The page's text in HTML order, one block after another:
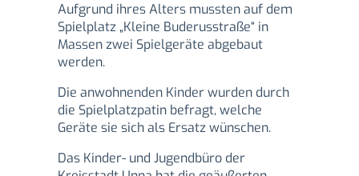
Aufgrund ihres Alters mussten auf dem
Spielplatz „Kleine Buderusstraße“ in
Massen zwei Spielgeräte abgebaut
werden.
Die anwohnenden Kinder wurden durch
die Spielplatzpatin befragt, welche
Geräte sie sich als Ersatz wünschen.
Das Kinder- und Jugendbüro der